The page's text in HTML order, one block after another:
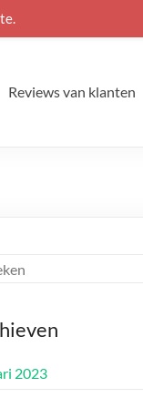
Reviews van klanten
2023